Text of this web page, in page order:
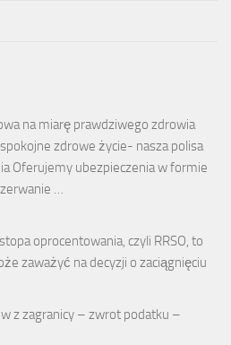
na miarę prawdziwego zdrowia
zdrowe życie- nasza polisa
Oferujemy ubezpieczenia w formie
…
oprocentowania, czyli RRSO, to
zaważyć na decyzji o zaciągnięciu
z zagranicy – zwrot podatku –